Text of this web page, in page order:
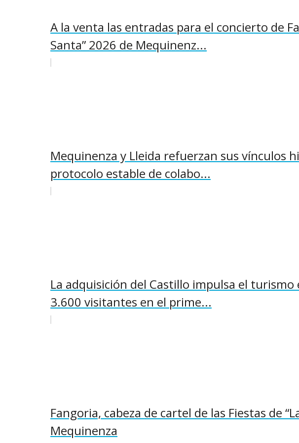
A la venta las entradas para el concierto de
Santa” 2026 de Mequinenz...
Mequinenza y Lleida refuerzan sus vínculos
protocolo estable de colabo...
La adquisición del Castillo impulsa el
3.600 visitantes en el prime...
Fangoria, cabeza de cartel de las Fiestas de
Mequinenza